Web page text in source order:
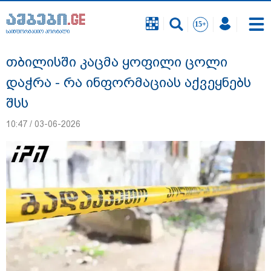
საინფორმაციო პორტალი
გიგა ავალიანის საქმეზე დაკავებულ ორ
არასრულწლოვანს, ნია იმნაძესა და
ანასტასია ბერუაშვილს აღკვეთის
ღონისძიების სახით პატიმრობა
საინფორმაციო პორტალი
თბილისში კაცმა ყოფილი ცოლი
დაჭრა - რა ინფორმაციას აქვეყნებს
შსს
10:47 / 03-06-2026